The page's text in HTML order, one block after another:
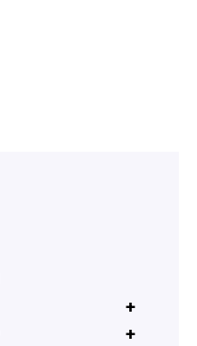
+
+